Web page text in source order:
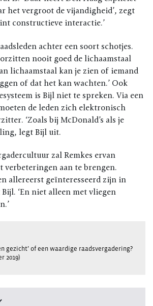
het vergroot de vijandigheid’, zegt
constructieve interactie.’
achter een soort schotjes.
nooit goed de lichaamstaal
lichaamstaal kan je zien of iemand
of dat het kan wachten.’ Ook
is Bijl niet te spreken. Via een
de leden zich elektronisch
‘Zoals bij McDonald’s als je
legt Bijl uit.
zal Remkes ervan
verbeteringen aan te brengen.
allereerst geïnteresseerd zijn in
‘En niet alleen met vliegen
gezicht’ of een waardige raadsvergadering?
2019)